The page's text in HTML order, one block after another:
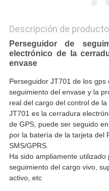
Descripción de producto
Perseguidor de
electrónico de la
envase
Perseguidor JT701 de los
seguimiento del envase y la
real del cargo del control de
JT701 es la cerradura
de GPS, puede ser seguido
por la batería de la tarjeta del
SMS/GPRS.
Ha sido ampliamente
seguimiento del cargo vivo,
activo, etc